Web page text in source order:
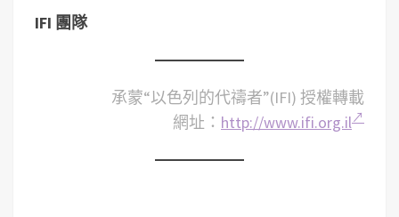
IFI 團隊
承蒙“以色列的代禱者”(IFI) 授權轉載
網址： http://www.ifi.org.il